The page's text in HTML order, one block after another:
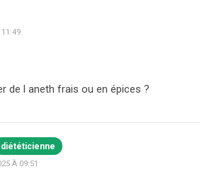
11:49
de l aneth frais ou en épices ?
diététicienne
À 09:51